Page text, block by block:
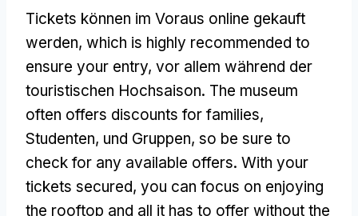
Tickets können im Voraus online gekauft
werden, which is highly recommended to
ensure your entry, vor allem während der
touristischen Hochsaison. The museum
often offers discounts for families,
Studenten, und Gruppen, so be sure to
check for any available offers. With your
tickets secured, you can focus on enjoying
the rooftop and all it has to offer without the